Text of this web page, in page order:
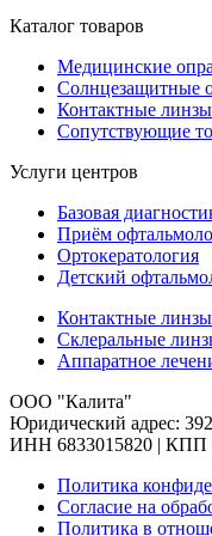
Каталог товаров
Медицинские
Солнцезащитные
Контактные линзы
Сопутствующие
Услуги центров
Базовая
Приём
Ортокератология
Детский
Контактные линзы
Склеральные
Аппаратное
ООО "Калита"
Юридический адрес:
ИНН 6833015820 | КПП
Политика
Согласие на
Политика в